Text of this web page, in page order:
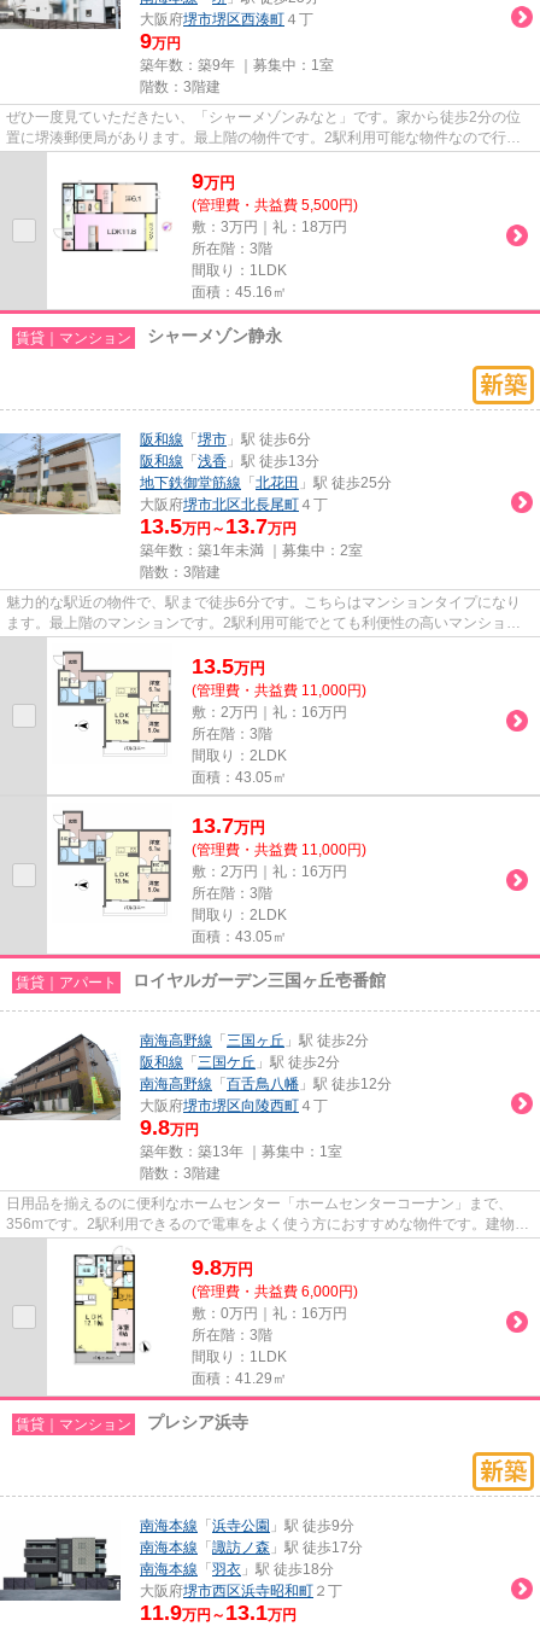
大阪府堺市堺区西湊町 ４丁
9万円
築年数：築9年 ｜募集中： 1室
階数：3階建
ぜひ一度見ていただきたい、「シャーメゾンみなと」です。家から徒歩2分の位
置に堺湊郵便局があります。最上階の物件です。2駅利用可能な物件なので行動
9万円
(管理費・共益費 5,500円)
敷：3万円｜礼：18万円
所在階：3階
間取り：1LDK
面積：45.16㎡
賃貸｜マンション シャーメゾン静永
阪和線 「 堺市 」駅 徒歩6分
阪和線 「 浅香 」駅 徒歩13分
地下鉄御堂筋線 「 北花田 」駅 徒歩25分
大阪府堺市北区北長尾町 ４丁
13.5万円～ 13.7万円
築年数：築1年未満 ｜募集中： 2室
階数：3階建
魅力的な駅近の物件で、駅まで徒歩6分です。こちらはマンションタイプになり
ます。最上階のマンションです。2駅利用可能でとても利便性の高いマンション
13.5万円
(管理費・共益費 11,000円)
敷：2万円｜礼：16万円
所在階：3階
間取り：2LDK
面積：43.05㎡
13.7万円
(管理費・共益費 11,000円)
敷：2万円｜礼：16万円
所在階：3階
間取り：2LDK
面積：43.05㎡
賃貸｜アパート ロイヤルガーデン三国ヶ丘壱番館
南海高野線 「 三国ヶ丘 」駅 徒歩2分
阪和線 「 三国ケ丘 」駅 徒歩2分
南海高野線 「 百舌鳥八幡 」駅 徒歩12分
大阪府堺市堺区向陵西町 ４丁
9.8万円
築年数：築13年 ｜募集中： 1室
階数：3階建
日用品を揃えるのに便利なホームセンター「ホームセンターコーナン」まで、
356mです。2駅利用できるので電車をよく使う方におすすめな物件です。建物の
共用部にゴミ置き場があるので、...
9.8万円
(管理費・共益費 6,000円)
敷：0万円｜礼：16万円
所在階：3階
間取り：1LDK
面積：41.29㎡
賃貸｜マンション プレシア浜寺
南海本線 「 浜寺公園 」駅 徒歩9分
南海本線 「 諏訪ノ森 」駅 徒歩17分
南海本線 「 羽衣 」駅 徒歩18分
大阪府堺市西区浜寺昭和町 ２丁
11.9万円～ 13.1万円